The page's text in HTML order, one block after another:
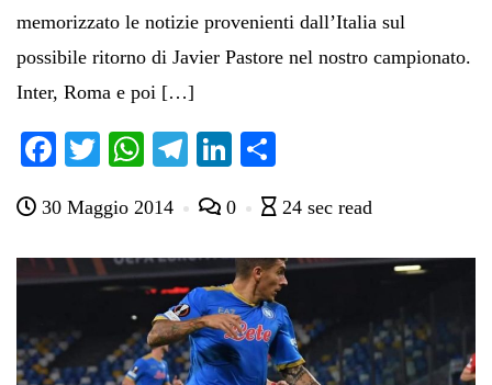
memorizzato le notizie provenienti dall’Italia sul
possibile ritorno di Javier Pastore nel nostro campionato.
Inter, Roma e poi […]
Fa
bo
ok
T
tte
r
W
ts
A
pp
Te
gr
a
m
Li
ed
In
di
vi
di
30 Maggio 2014 0 24 sec read